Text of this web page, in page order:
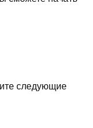
следующие